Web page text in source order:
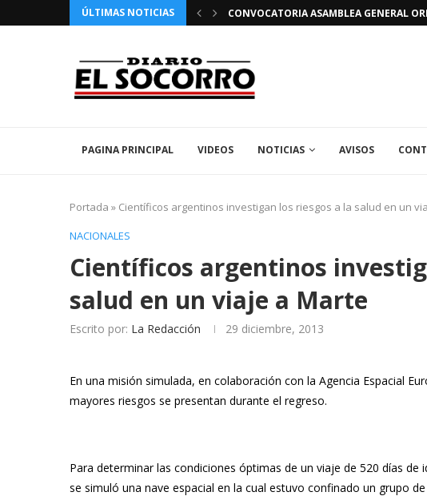
ÚLTIMAS NOTICIAS
PATRONALES 2026 EN EL SOCORRO CONVOCATORIA ASAMBLEA GENERAL
PAGINA PRINCIPAL VIDEOS NOTICIAS AVISOS
Portada » Científicos argentinos investigan los riesgos a la salud en un
NACIONALES
Científicos argentinos
salud en un viaje a Marte
Escrito por: La Redacción 29 diciembre, 2013
En una misión simulada, en colaboración con la Agencia Espacial
mayores riesgos se presentan durante el regreso.
Para determinar las condiciones óptimas de un viaje de 520 días
se simuló una nave espacial en la cual estuvo confinado un grupo